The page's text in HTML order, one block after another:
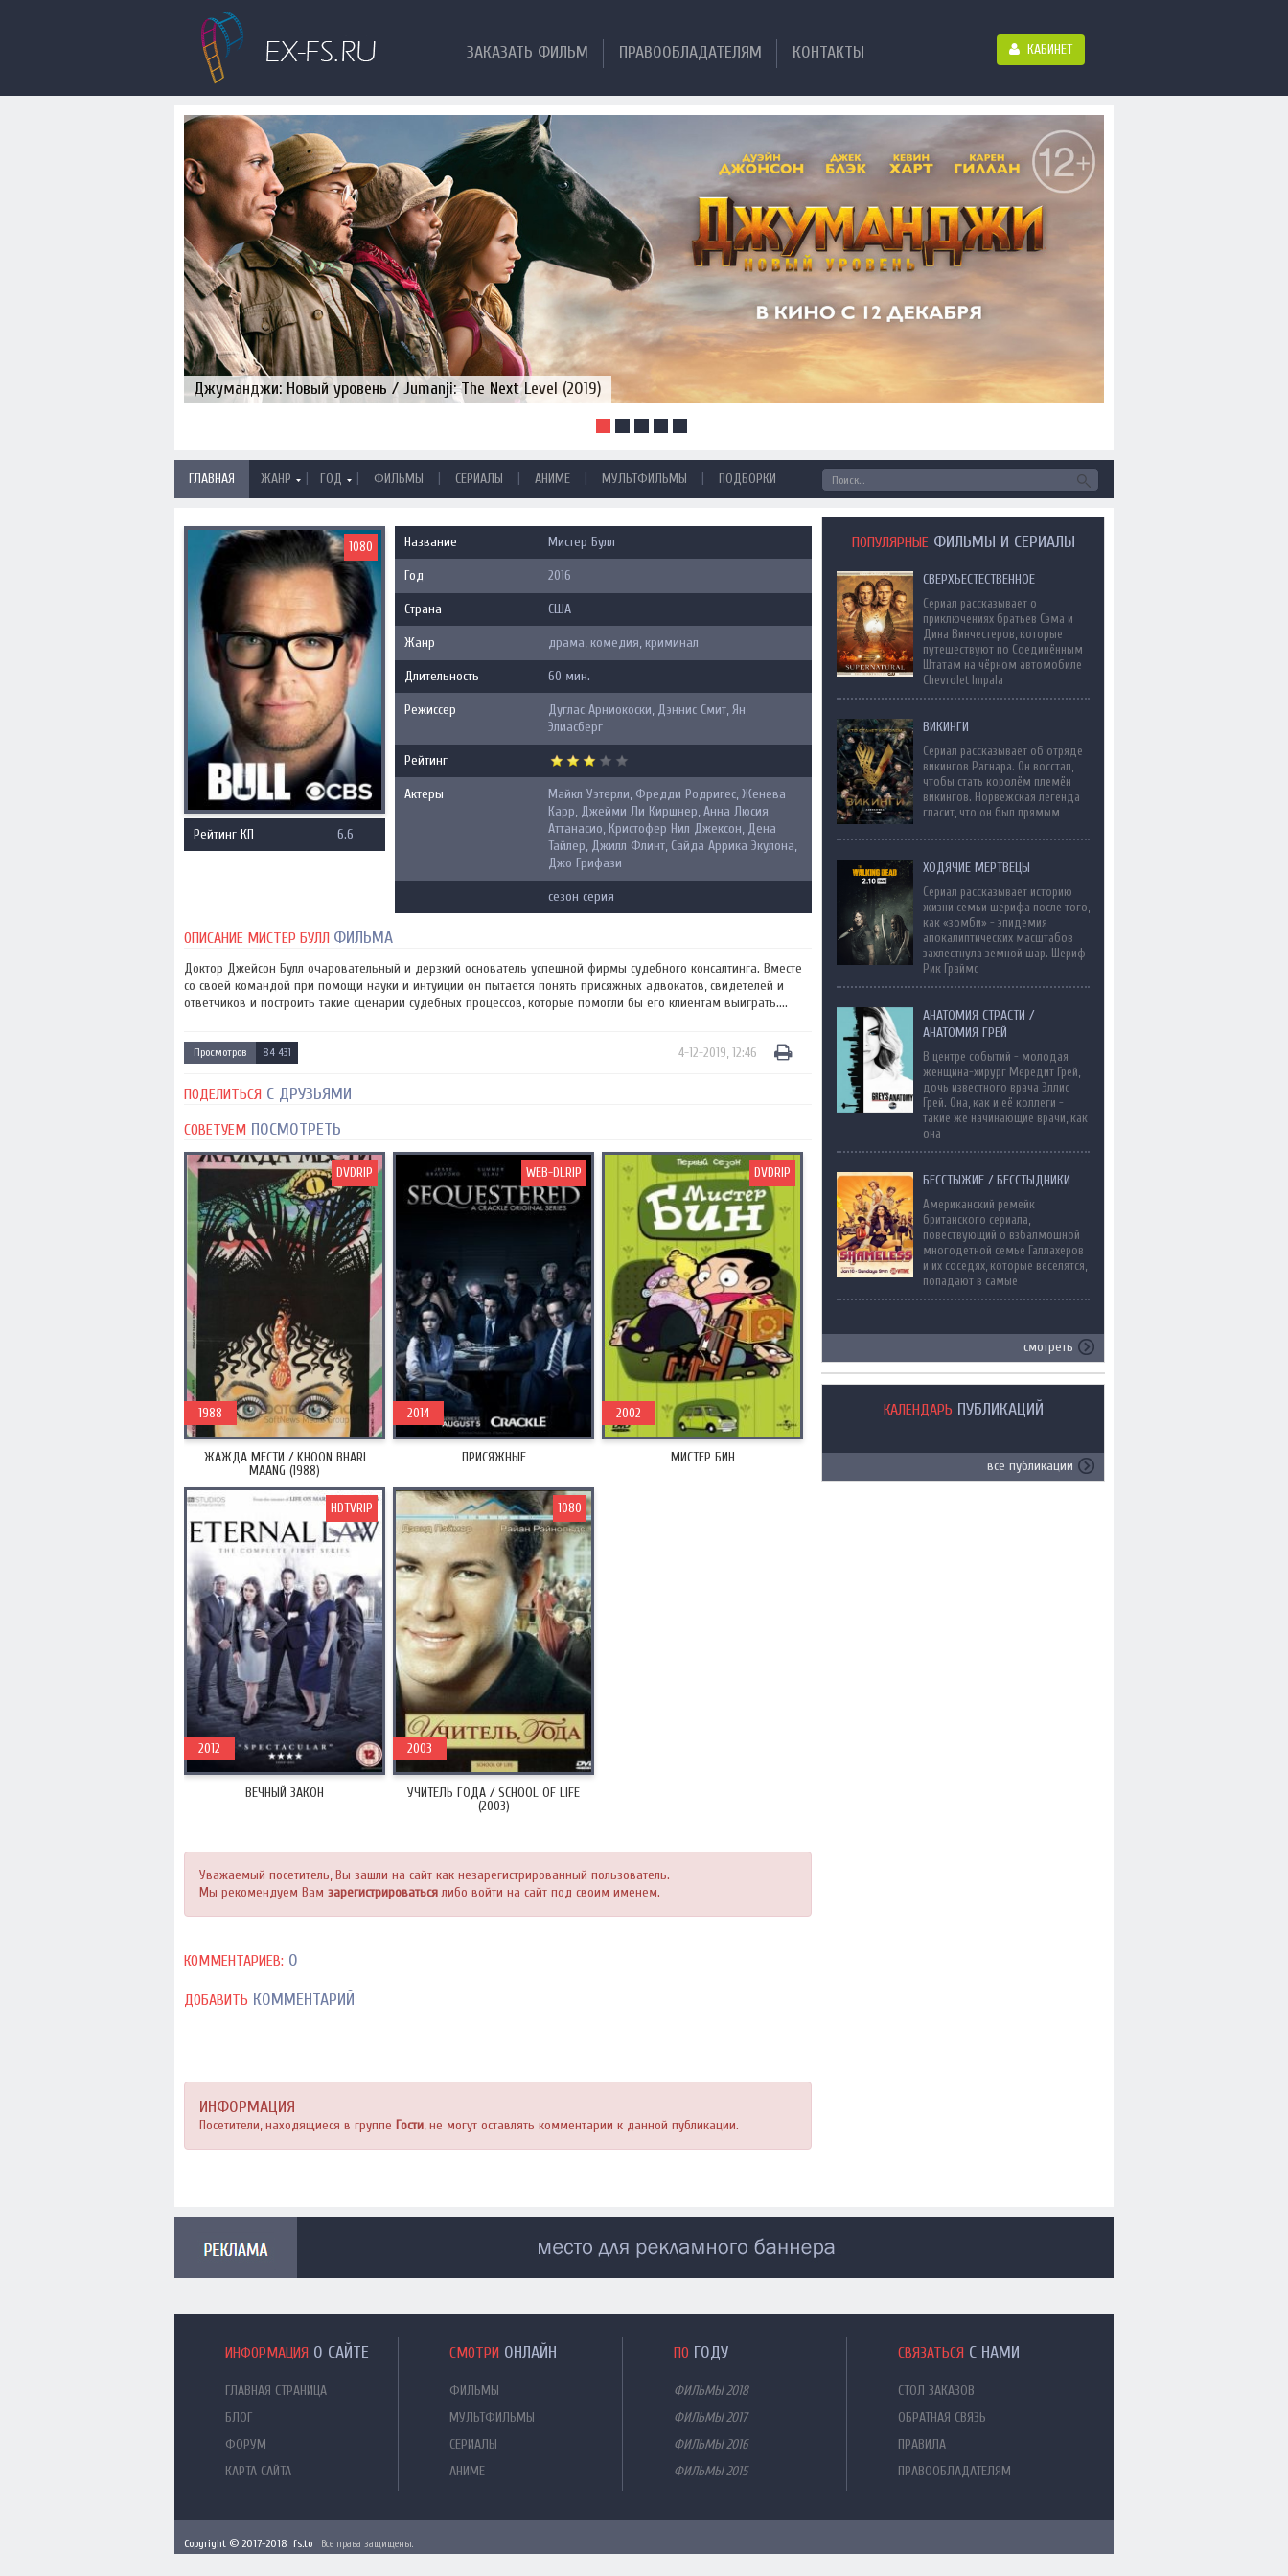
ЗАКАЗАТЬ ФИЛЬМ ПРАВООБЛАДАТЕЛЯМ КОНТАКТЫ КАБИНЕТ
Джуманджи: Новый уровень / Jumanji: The Next Level (2019)
ГЛАВНАЯ ЖАНР | ГОД | ФИЛЬМЫ | СЕРИАЛЫ | АНИМЕ | МУЛЬТФИЛЬМЫ | ПОДБОРКИ
1080
Рейтинг КП 6.6
Название Мистер Булл
Год 2016
Страна США
Жанр драма, комедия, криминал
Длительность 60 мин.
Режиссер
Дуглас Арниокоски, Дэннис Смит, Ян
Элиасберг
Рейтинг
Актеры
Майкл Уэтерли, Фредди Родригес, Женева
Карр, Джейми Ли Киршнер, Анна Люсия
Аттанасио, Кристофер Нил Джексон, Дена
Тайлер, Джилл Флинт, Сайда Аррика Экулона,
Джо Грифази
сезон серия
ОПИСАНИЕ МИСТЕР БУЛЛ ФИЛЬМА
Доктор Джейсон Булл очаровательный и дерзкий основатель успешной фирмы судебного консалтинга. Вместе
со своей командой при помощи науки и интуиции он пытается понять присяжных адвокатов, свидетелей и
ответчиков и построить такие сценарии судебных процессов, которые помогли бы его клиентам выиграть....
Просмотров 84 431 4-12-2019, 12:46
ПОДЕЛИТЬСЯ С ДРУЗЬЯМИ
СОВЕТУЕМ ПОСМОТРЕТЬ
ЖАЖДА МЕСТИ / KHOON BHARI
MAANG (1988)
1988
DVDRIP
ПРИСЯЖНЫЕ
2014
WEB-DLRIP
МИСТЕР БИН
2002
DVDRIP
ВЕЧНЫЙ ЗАКОН
2012
HDTVRIP
УЧИТЕЛЬ ГОДА / SCHOOL OF LIFE
(2003)
2003
1080
Уважаемый посетитель, Вы зашли на сайт как незарегистрированный пользователь.
Мы рекомендуем Вам зарегистрироватьсялибо войти на сайт под своим именем.
КОММЕНТАРИЕВ: 0
ДОБАВИТЬ КОММЕНТАРИЙ
ИНФОРМАЦИЯ
Посетители, находящиеся в группе Гости, не могут оставлять комментарии к данной публикации.
ПОПУЛЯРНЫЕ ФИЛЬМЫ И СЕРИАЛЫ
СВЕРХЪЕСТЕСТВЕННОЕ
Сериал рассказывает о
приключениях братьев Сэма и
Дина Винчестеров, которые
путешествуют по Соединённым
Штатам на чёрном автомобиле
Chevrolet Impala
ВИКИНГИ
Сериал рассказывает об отряде
викингов Рагнара. Он восстал,
чтобы стать королём племён
викингов. Норвежская легенда
гласит, что он был прямым
ХОДЯЧИЕ МЕРТВЕЦЫ
Сериал рассказывает историю
жизни семьи шерифа после того,
как «зомби» - эпидемия
апокалиптических масштабов
захлестнула земной шар. Шериф
Рик Граймс
АНАТОМИЯ СТРАСТИ /
АНАТОМИЯ ГРЕЙ
В центре событий - молодая
женщина-хирург Мередит Грей,
дочь известного врача Эллис
Грей. Она, как и её коллеги -
такие же начинающие врачи, как
она
БЕССТЫЖИЕ / БЕССТЫДНИКИ
Американский ремейк
британского сериала,
повествующий о взбалмошной
многодетной семье Галлахеров
и их соседях, которые веселятся,
попадают в самые
смотреть
КАЛЕНДАРЬ ПУБЛИКАЦИЙ
все публикации
ИНФОРМАЦИЯ О САЙТЕ
ГЛАВНАЯ СТРАНИЦА
БЛОГ
ФОРУМ
КАРТА САЙТА
СМОТРИ ОНЛАЙН
ФИЛЬМЫ
МУЛЬТФИЛЬМЫ
СЕРИАЛЫ
АНИМЕ
ПО ГОДУ
ФИЛЬМЫ 2018
ФИЛЬМЫ 2017
ФИЛЬМЫ 2016
ФИЛЬМЫ 2015
СВЯЗАТЬСЯ С НАМИ
СТОЛ ЗАКАЗОВ
ОБРАТНАЯ СВЯЗЬ
ПРАВИЛА
ПРАВООБЛАДАТЕЛЯМ
Copyright © 2017-2018 fs.to Все права защищены.